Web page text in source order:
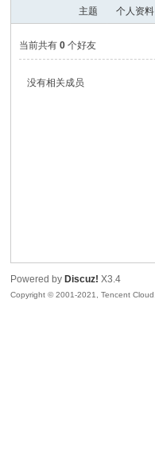
主题 个人资料
当前共有0 个好友
没有相关成员
Powered by Discuz! X3.4
Copyright © 2001-2021, Tencent Cloud.